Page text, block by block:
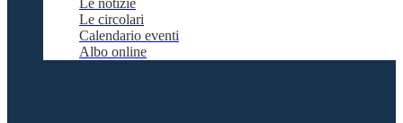
Le notizie
Le circolari
Calendario eventi
Albo online